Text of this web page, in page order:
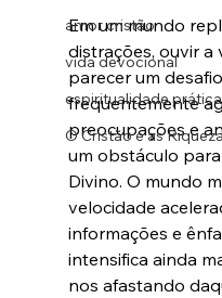
amor cristão
vida devocional
espiritualidade prática
O Cristão e as
Em um mundo
distrações, ouvir a
parecer um
frequentemente
preocupações e
um obstáculo
Divino. O mundo
velocidade
informações e
intensifica ainda
nos afastando